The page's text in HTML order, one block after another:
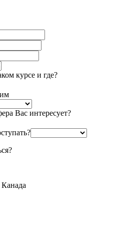
курсе и где?
Вас интересует?